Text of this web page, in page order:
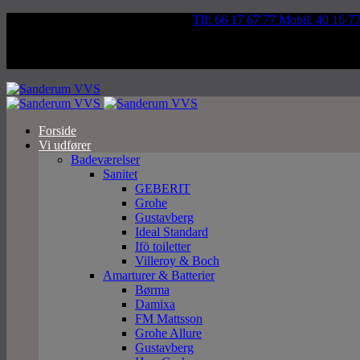
Tlf: 66 17 67 77 Mobil: 40 16
Forside
Vi udfører
Badeværelser
Sanitet
GEBERIT
Grohe
Gustavberg
Ideal Standard
Ifö toiletter
Villeroy & Boch
Amarturer & Batterier
Børma
Damixa
FM Mattsson
Grohe Allure
Gustavberg